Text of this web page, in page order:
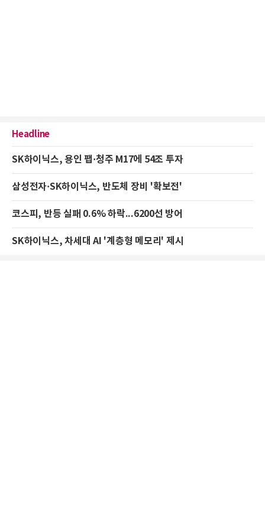
Headline
SK하이닉스, 용인 팹·청주 M17에 54조 투자
삼성전자·SK하이닉스, 반도체 장비 '확보전'
코스피, 반등 실패 0.6% 하락...6200선 방어
SK하이닉스, 차세대 AI '계층형 메모리' 제시